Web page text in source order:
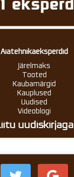
Aiatehnikaeksperdid
Järelmaks
Tooted
Kaubamärgid
Kauplused
Uudised
Videoblogi
Liitu uudiskirjaga